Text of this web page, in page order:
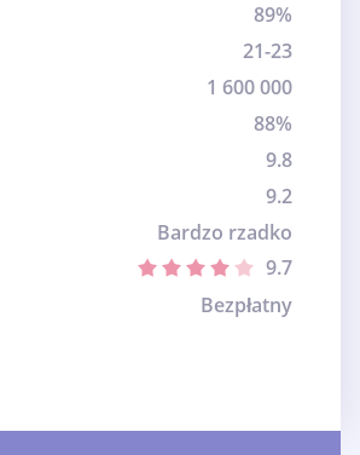
89%
21-23
1 600 000
88%
9.8
9.2
Bardzo rzadko
9.7
Bezpłatny